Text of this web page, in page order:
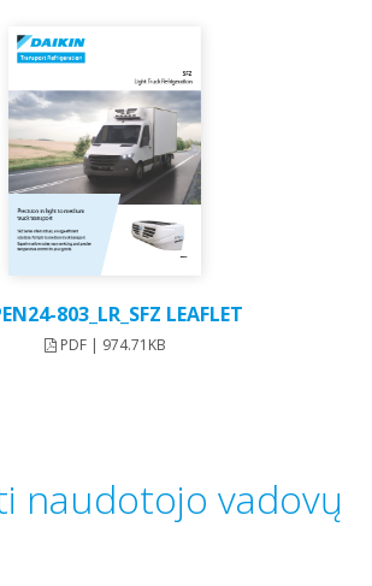
803_LR_SFZ LEAFLET
PDF | 974.71KB
naudotojo vadovų